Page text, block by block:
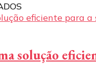
solução